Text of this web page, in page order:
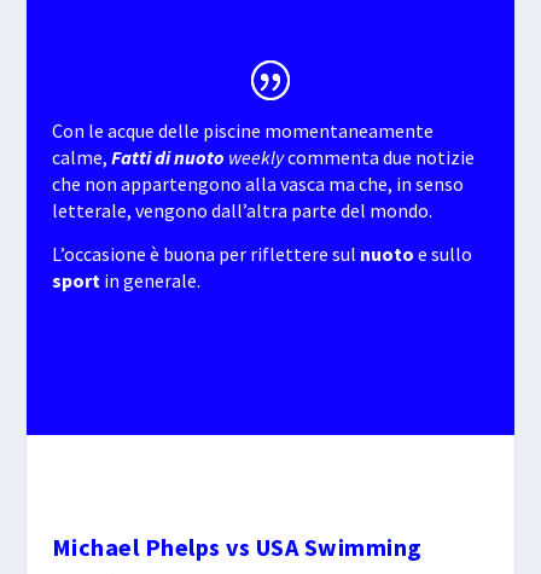
Con le acque delle piscine momentaneamente
calme, Fatti di nuoto weeklycommenta due notizie
che non appartengono alla vasca ma che, in senso
letterale, vengono dall’altra parte del mondo.
L’occasione è buona per riflettere sul nuoto e sullo
sportin generale.
Michael Phelps vs USA Swimming